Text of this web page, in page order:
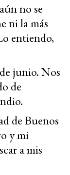
no se
ni la más
entiendo,
junio. Nos
de
de Buenos
y mi
a mis